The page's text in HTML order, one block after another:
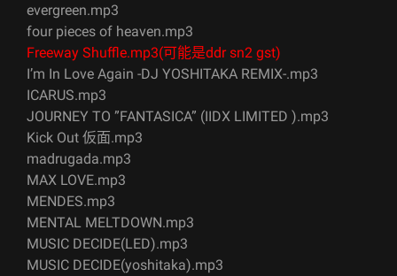
evergreen.mp3
four pieces of heaven.mp3
Freeway Shuffle.mp3(可能是ddr sn2 gst)
I’m In Love Again -DJ YOSHITAKA REMIX-.mp3
ICARUS.mp3
JOURNEY TO ”FANTASICA” (IIDX LIMITED ).mp3
Kick Out 仮面.mp3
madrugada.mp3
MAX LOVE.mp3
MENDES.mp3
MENTAL MELTDOWN.mp3
MUSIC DECIDE(LED).mp3
MUSIC DECIDE(yoshitaka).mp3